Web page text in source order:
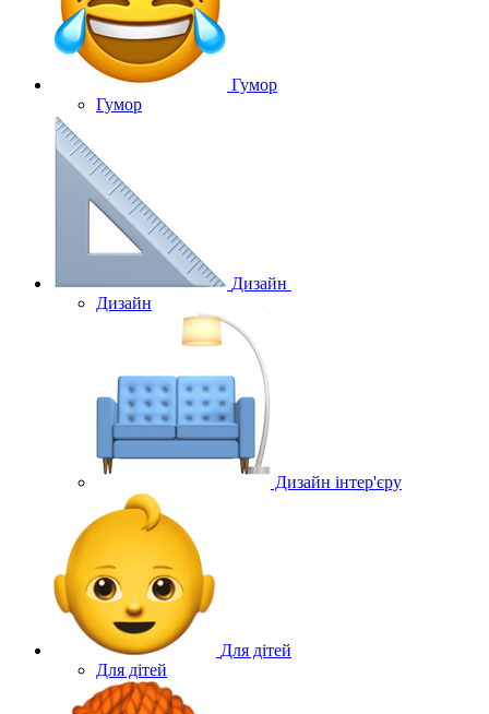
Гумор
Гумор
Дизайн
Дизайн
Дизайн інтер'єру
Для дітей
Для дітей